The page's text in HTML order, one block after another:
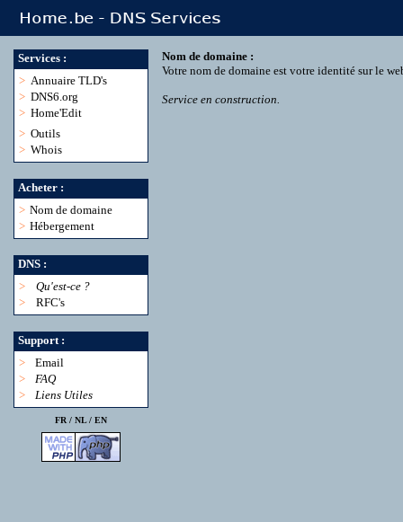
Services :
> Annuaire TLD's
> DNS6.org
> Home'Edit
> Outils
> Whois
Acheter :
> Nom de domaine
> Hébergement
DNS :
>
Qu'est-ce ?
>
RFC's
Support :
>
Email
>
FAQ
>
Liens Utiles
FR / NL/ EN
Nom de domaine :
Votre nom de domaine est votre identité sur le
Service en construction.